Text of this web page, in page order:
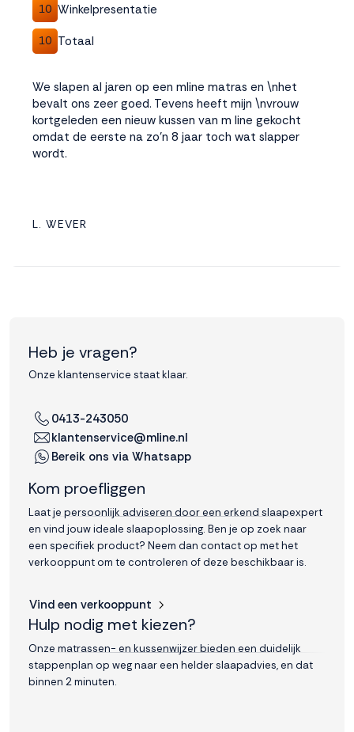
10 Winkelpresentatie
10 Totaal
We slapen al jaren op een mline matras en \nhet
bevalt ons zeer goed. Tevens heeft mijn \nvrouw
kortgeleden een nieuw kussen van m line gekocht
omdat de eerste na zo'n 8 jaar toch wat slapper
wordt.
L. WEVER
Heb je vragen?
Onze klantenservice staat klaar.
0413-243050
klantenservice@mline.nl
Bereik ons via Whatsapp
Kom proefliggen
Laat je persoonlijk adviseren door een erkend slaapexpert
en vind jouw ideale slaapoplossing. Ben je op zoek naar
een specifiek product? Neem dan contact op met het
verkooppunt om te controleren of deze beschikbaar is.
Vind een verkooppunt
Hulp nodig met kiezen?
Onze matrassen- en kussenwijzer bieden een duidelijk
stappenplan op weg naar een helder slaapadvies, en dat
binnen 2 minuten.